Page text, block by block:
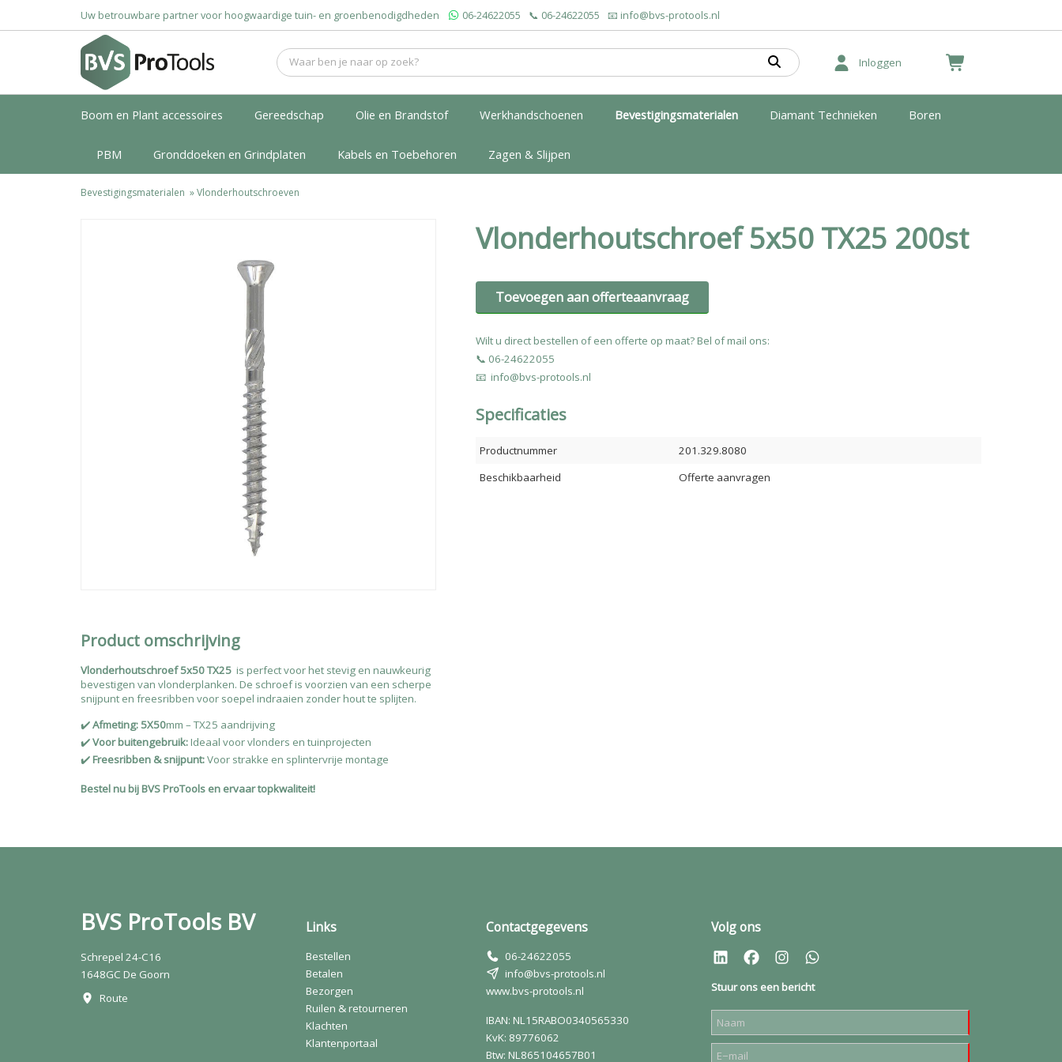
Uw betrouwbare partner voor hoogwaardige tuin- en groenbenodigdheden 06-24622055 📞 06-24622055 📧 info@bvs-protools.nl
Inloggen
Boom en Plant accessoires Gereedschap Olie en Brandstof Werkhandschoenen Bevestigingsmaterialen Diamant Technieken Boren
PBM Gronddoeken en Grindplaten Kabels en Toebehoren Zagen & Slijpen
Bevestigingsmaterialen »Vlonderhoutschroeven
Product omschrijving
Vlonderhoutschroef 5x50 TX25 is perfect voor het stevig en nauwkeurig
bevestigen van vlonderplanken. De schroef is voorzien van een scherpe
snijpunt en freesribben voor soepel indraaien zonder hout te splijten.
✔️Afmeting: 5X50mm – TX25 aandrijving
✔️Voor buitengebruik:Ideaal voor vlonders en tuinprojecten
✔️Freesribben & snijpunt:Voor strakke en splintervrije montage
Bestel nu bij BVS ProTools en ervaar topkwaliteit!
Vlonderhoutschroef 5x50 TX25 200st
Toevoegen aan offerteaanvraag
Wilt u direct bestellen of een offerte op maat? Bel of mail ons:
📞 06-24622055
📧 info@bvs-protools.nl
Specificaties
Productnummer
201.329.8080
Beschikbaarheid
Offerte aanvragen
BVS ProTools BV
Schrepel 24-C16
1648GC De Goorn
Route
Links
Bestellen
Betalen
Bezorgen
Ruilen & retourneren
Klachten
Klantenportaal
Contactgegevens
06-24622055
info@bvs-protools.nl
www.bvs-protools.nl
IBAN: NL15RABO0340565330
KvK: 89776062
Btw: NL865104657B01
Volg ons
Stuur ons een bericht